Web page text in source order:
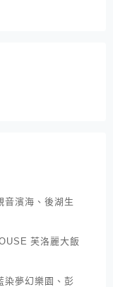
音濱海、後湖生
芙洛麗大飯
染夢幻樂園、彭